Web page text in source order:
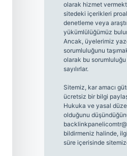
olarak hizmet
sitedeki içerikleri
denetleme veya
yükümlülüğümüz
Ancak, üyelerimiz
sorumluluğunu
olarak bu
sayılırlar.
Sitemiz, kar amacı
ücretsiz bir bilgi
Hukuka ve yasal
olduğunu
bildirmeniz halinde,
süre içerisinde